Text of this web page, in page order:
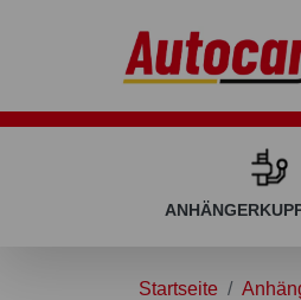
Startseite